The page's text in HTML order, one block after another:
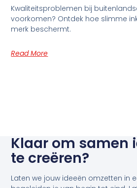
Kwaliteitsproblemen bij
voorkomen? Ontdek hoe slimme
merk beschermt.
Read More
Klaar om samen
te creëren?
Laten we jouw ideeën omzetten in